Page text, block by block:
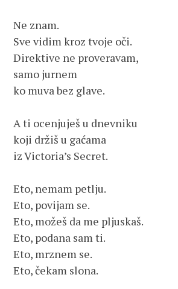
Ne znam.
Sve vidim kroz tvoje oči.
Direktive ne proveravam,
samo jurnem
ko muva bez glave.
A ti ocenjuješ u dnevniku
koji držiš u gaćama
iz Victoria’s Secret.
Eto, nemam petlju.
Eto, povijam se.
Eto, možeš da me pljuskaš.
Eto, podana sam ti.
Eto, mrznem se.
Eto, čekam slona.